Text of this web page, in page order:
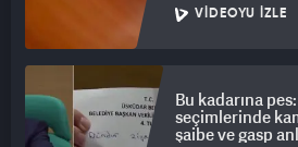
VIDEOYU İZLE
Bu kadarına
seçimlerinde
şaibe ve gasp